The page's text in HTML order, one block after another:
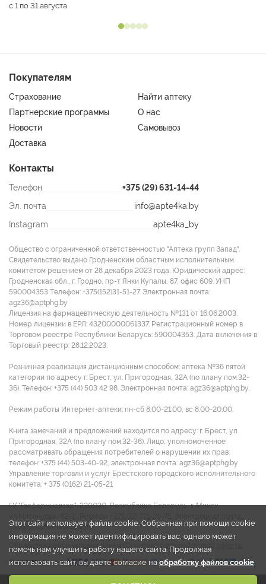
с 1 по 31 августа
Покупателям
Страхование
Найти аптеку
Партнерские программы
О нас
Новости
Самовывоз
Доставка
Контакты
Телефон
+375 (29) 631-14-44
Эл. почта
info@apte4ka.by
Instagram
apte4ka_by
Общество с ограниченной ответственностью "Аптека групп Запад".
Свидетельство выдано Гродненским областным исполнительным
комитетом решением от 28 декабря 2023 года. Юридический адрес:
Гродненская обл., г. Гродно, пр-т Янки Купалы, 87, офис 609. УНП
590004353 Tелефон: +375(152)31-51-27. Электронная почта:
agz36@aptphg.by
Лицензия на фармацевтическую деятельность №131 от 16.06.2003.
Номер лицензии в ЕРЛ: 43200000061337. Регистрационный номер в
Торговом реестре Республики Беларусь: 590004353. Дата включения в
Торговый реестр: 28.12.2023.
Розничная реализация дистанционным способом: аптека №36 пятой
категории по адресу г. Брест, ул. Пригородная, 32А (по плану пом.32-
36). Телефон: +375 (44) 503 42 98. Электронная почта: agz36@aptphg.by.
Режим работы Интернет-аптеки: пн-сб 8:00-21:00, вс 8:00-20:00.
Книга замечаний и предложений находится по адресу: г. Брест, ул.
Пригородная, 32А (по плану пом.32-36). Лицо, уполномоченное
рассматривать обращения потребителей о нарушении их прав:
телефон: +375 (44) 503-40-92, электронная почта: agz36@aptphg.by
Управление торговли и услуг Брестского городского исполнительного
комитета: + 375 (0162) 21-05-21
ГУ "Госфармнадзор": 220030, Республика Беларусь, г. Минск,
info@gospharmnadzor.by
Обработка персональных данных Политика cookies
Этот сайт использует файлы cookie. Собранная при помощи cookie
информация не может идентифицировать вас, однако может
помочь нам улучшить работу нашего сайта. Продолжая
использовать сайт, вы даете согласие на обработку файлов cookie.